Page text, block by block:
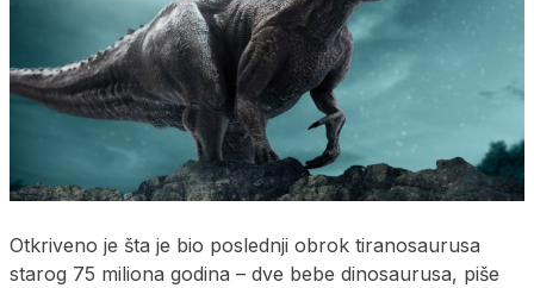
Otkriveno je šta je bio poslednji obrok tiranosaurusa
starog 75 miliona godina – dve bebe dinosaurusa, piše